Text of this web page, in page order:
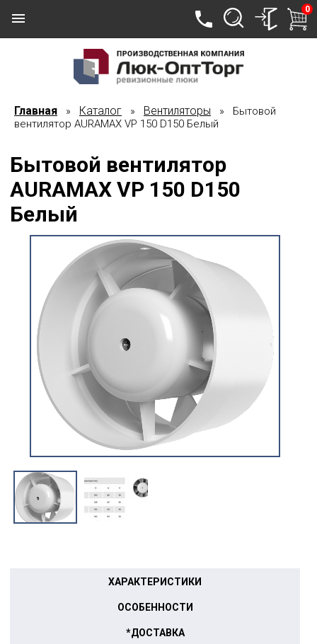
0
Главная » Каталог » Вентиляторы » Бытовой
вентилятор AURAMAX VP 150 D150 Белый
Бытовой вентилятор
AURAMAX VP 150 D150
Белый
ХАРАКТЕРИСТИКИ
ОСОБЕННОСТИ
*ДОСТАВКА